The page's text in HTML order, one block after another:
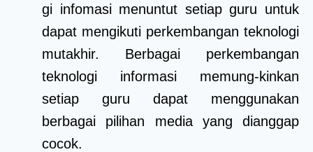
gi infomasi menuntut setiap guru untuk
dapat mengikuti perkembangan teknologi
mutakhir. Berbagai perkembangan
teknologi informasi memung-kinkan
setiap guru dapat menggunakan
berbagai pilihan media yang dianggap
cocok.